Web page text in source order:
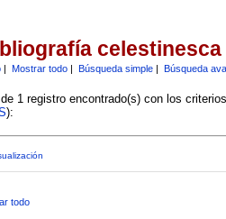
celestinesca
| Mostrar todo| Búsqueda simple| Búsqueda
1 registro encontrado(s) con los
):
todo